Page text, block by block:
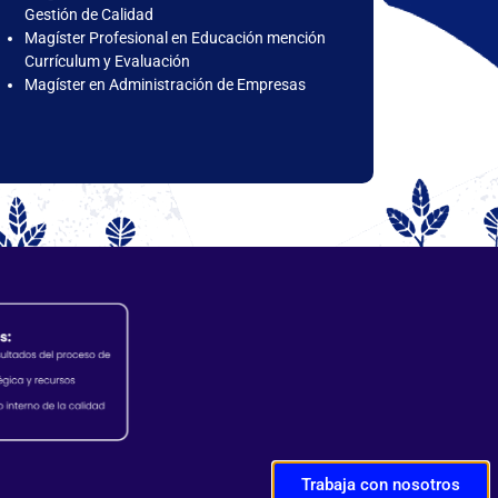
Gestión de Calidad
Magíster Profesional en Educación mención
Currículum y Evaluación
Magíster en Administración de Empresas
Trabaja con nosotros